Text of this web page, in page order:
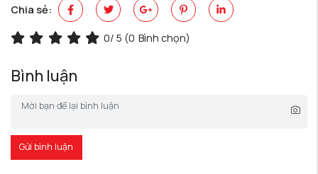
Chia sẻ:
0/ 5 (0 Bình chọn)
Bình luận
Gửi bình luận